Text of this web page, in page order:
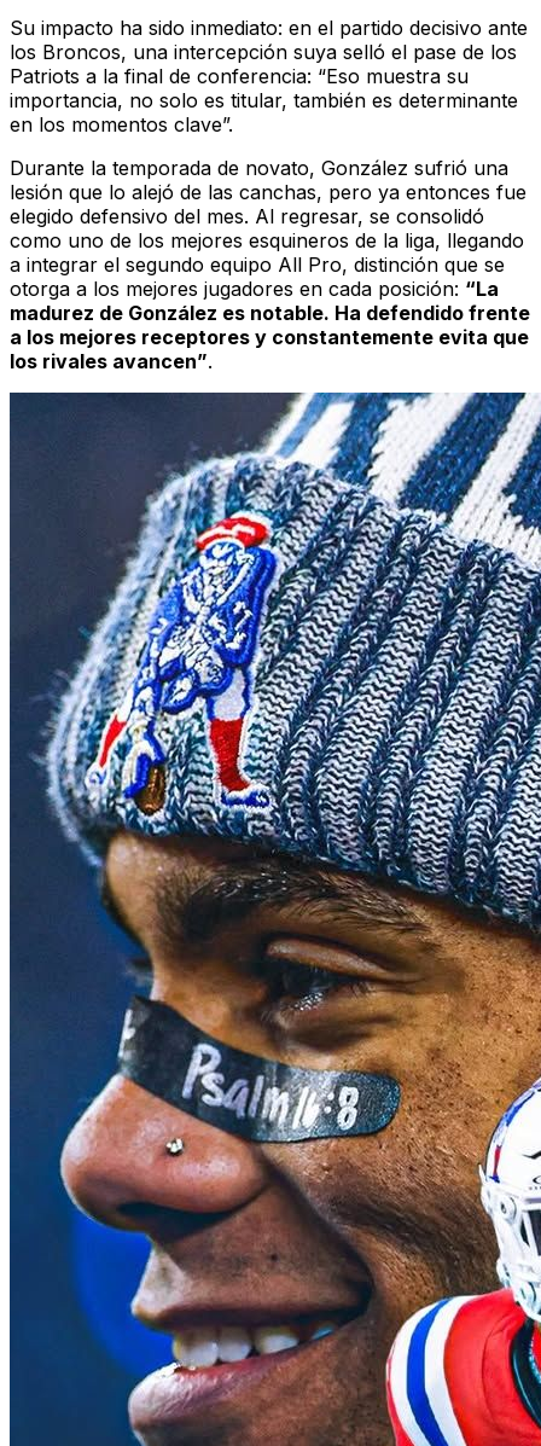
Su impacto ha sido inmediato: en el partido decisivo ante
los Broncos, una intercepción suya selló el pase de los
Patriots a la final de conferencia: “Eso muestra su
importancia, no solo es titular, también es determinante
en los momentos clave”.
Durante la temporada de novato, González sufrió una
lesión que lo alejó de las canchas, pero ya entonces fue
elegido defensivo del mes. Al regresar, se consolidó
como uno de los mejores esquineros de la liga, llegando
a integrar el segundo equipo All Pro, distinción que se
otorga a los mejores jugadores en cada posición: “La
madurez de González es notable. Ha defendido frente
a los mejores receptores y constantemente evita que
los rivales avancen”.